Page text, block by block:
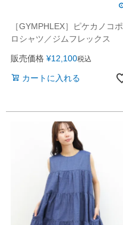
［GYMPHLEX］ピケカノコポ
ロシャツ／ジムフレックス
販売価格 ¥12,100税込
カートに入れる